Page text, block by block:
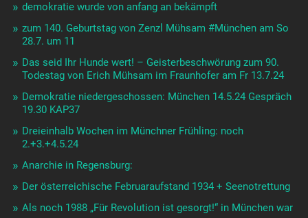
demokratie wurde von anfang an bekämpft
zum 140. Geburtstag von Zenzl Mühsam #München am So
28.7. um 11
Das seid Ihr Hunde wert! – Geisterbeschwörung zum 90.
Todestag von Erich Mühsam im Fraunhofer am Fr 13.7.24
Demokratie niedergeschossen: München 14.5.24 Gespräch
19.30 KAP37
Dreieinhalb Wochen im Münchner Frühling: noch
2.+3.+4.5.24
Anarchie in Regensburg:
Der österreichische Februaraufstand 1934 + Seenotrettung
Als noch 1988 „Für Revolution ist gesorgt!“ in München war